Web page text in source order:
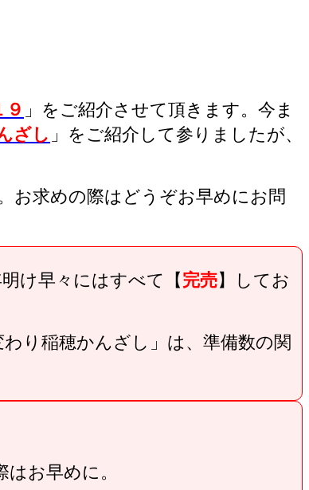
」をご紹介させて頂きます。今ま
ざし 」をご紹介して参りましたが、
お求めの際はどうぞお早めにお問
け早々にはすべて【 完売】してお
り稲穂かんざし」は、準備数の関
お早めに。